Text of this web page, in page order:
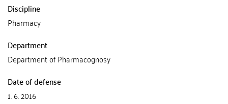
Discipline
Pharmacy
Department
Department of Pharmacognosy
Date of defense
1. 6. 2016